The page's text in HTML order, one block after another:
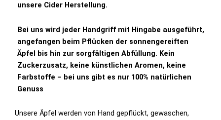
unsere Cider Herstellung.
Bei uns wird jeder Handgriff mit Hingabe ausgeführt,
angefangen beim Pflücken der sonnengereiften
Äpfel bis hin zur sorgfältigen Abfüllung. Kein
Zuckerzusatz, keine künstlichen Aromen, keine
Farbstoffe – bei uns gibt es nur 100% natürlichen
Genuss
Unsere Äpfel werden von Hand gepflückt, gewaschen,